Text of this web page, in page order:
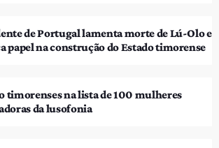
de Portugal lamenta morte de Lú-Olo e
papel na construção do Estado timorense
timorenses na lista de 100 mulheres
da lusofonia